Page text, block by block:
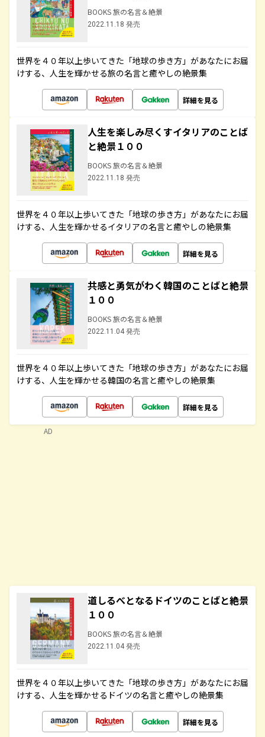
BOOKS 旅の名言＆絶景
2022.11.18 発売
世界を４０年以上歩いてきた「地球の歩き方」があなたにお届
けする、人生を輝かせる旅の名言と癒やしの絶景集
詳細を見る
人生を楽しみ尽くすイタリアのことば
と絶景１００
BOOKS 旅の名言＆絶景
2022.11.18 発売
世界を４０年以上歩いてきた「地球の歩き方」があなたにお届
けする、人生を輝かせるイタリアの名言と癒やしの絶景集
詳細を見る
共感と勇気がわく韓国のことばと絶景
１００
BOOKS 旅の名言＆絶景
2022.11.04 発売
世界を４０年以上歩いてきた「地球の歩き方」があなたにお届
けする、人生を輝かせる韓国の名言と癒やしの絶景集
詳細を見る
道しるべとなるドイツのことばと絶景
１００
BOOKS 旅の名言＆絶景
2022.11.04 発売
世界を４０年以上歩いてきた「地球の歩き方」があなたにお届
けする、人生を輝かせるドイツの名言と癒やしの絶景集
詳細を見る
AD